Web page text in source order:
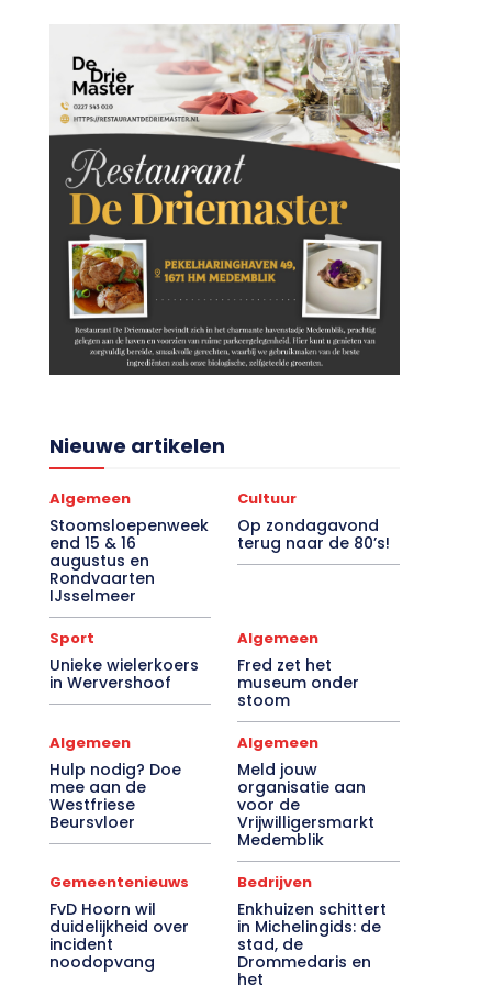
Nieuwe artikelen
Algemeen
Stoomsloepenweek
end 15 & 16
augustus en
Rondvaarten
IJsselmeer
Cultuur
Op zondagavond
terug naar de 80’s!
Sport
Unieke wielerkoers
in Wervershoof
Algemeen
Fred zet het
museum onder
stoom
Algemeen
Hulp nodig? Doe
mee aan de
Westfriese
Beursvloer
Algemeen
Meld jouw
organisatie aan
voor de
Vrijwilligersmarkt
Medemblik
Gemeentenieuws
FvD Hoorn wil
duidelijkheid over
incident
noodopvang
Bedrijven
Enkhuizen schittert
in Michelingids: de
stad, de
Drommedaris en
het